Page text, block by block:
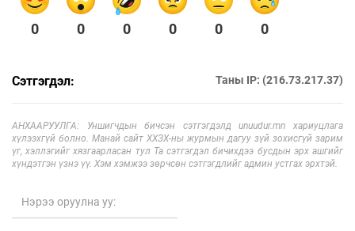
0 0 0 0 0 0
Сэтгэгдэл: Таны IP: (216.73.217.37)
АНХААРУУЛГА: Уншигчдын бичсэн сэтгэгдэлд unuudur.mn хариуцлага
хүлээхгүй болно. Манай сайт ХХЗХ-ны журмын дагуу зүй зохисгүй зарим
үг, хэллэгийг хязгаарласан тул Та сэтгэгдэл бичихдээ бусдын эрх ашгийг
хүндэтгэн үзнэ үү. Хэм хэмжээ зөрчсөн сэтгэгдлийг админ устгах эрхтэй.